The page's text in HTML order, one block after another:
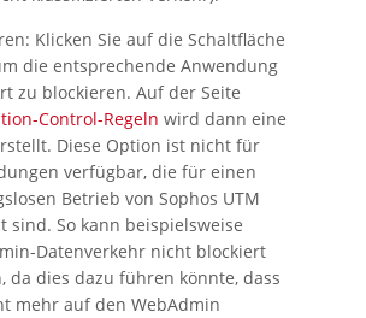
Klicken Sie auf die Schaltfläche
die entsprechende Anwendung
zu blockieren. Auf der Seite
Control-Regeln wird dann eine
Diese Option ist nicht für
verfügbar, die für einen
Betrieb von Sophos UTM
sind. So kann beispielsweise
Datenverkehr nicht blockiert
da dies dazu führen könnte, dass
mehr auf den WebAdmin